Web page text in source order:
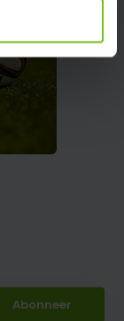
Abonneer